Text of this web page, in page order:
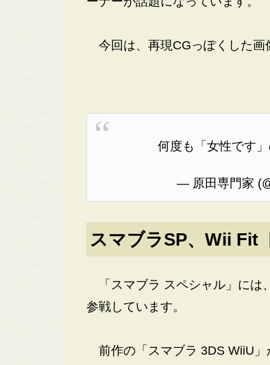
今回は、再現CGっぽくした画
何度も「女性です
— 原田専門家
スマブラSP、Wii Fit
「スマブラ スペシャル」には
参戦しています。
前作の「スマブラ 3DS WiiU」